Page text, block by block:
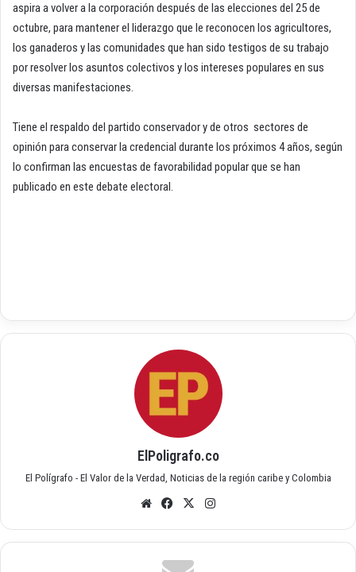
aspira a volver a la corporación después de las elecciones del 25 de
octubre, para mantener el liderazgo que le reconocen los agricultores,
los ganaderos y las comunidades que han sido testigos de su trabajo
por resolver los asuntos colectivos y los intereses populares en sus
diversas manifestaciones.
Tiene el respaldo del partido conservador y de otros sectores de
opinión para conservar la credencial durante los próximos 4 años, según
lo confirman las encuestas de favorabilidad popular que se han
publicado en este debate electoral.
ElPoligrafo.co
El Polígrafo - El Valor de la Verdad, Noticias de la región caribe y Colombia
Siti
we
b
Fac
ok
X
am